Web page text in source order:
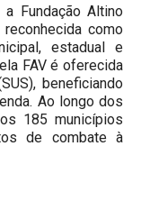
Fundação Altino
como
estadual e
FAV é oferecida
beneficiando
Ao longo dos
185 municípios
de combate à